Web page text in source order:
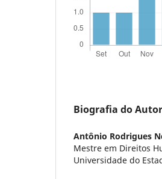
Biografia do Autor
Antônio Rodrigues
Mestre em Direitos
Universidade do